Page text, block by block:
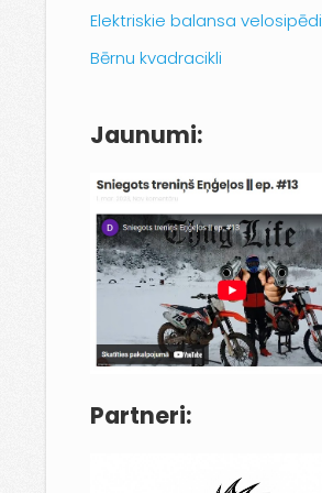
Elektriskie balansa velosipēdi
Bērnu kvadracikli
Jaunumi:
Partneri: